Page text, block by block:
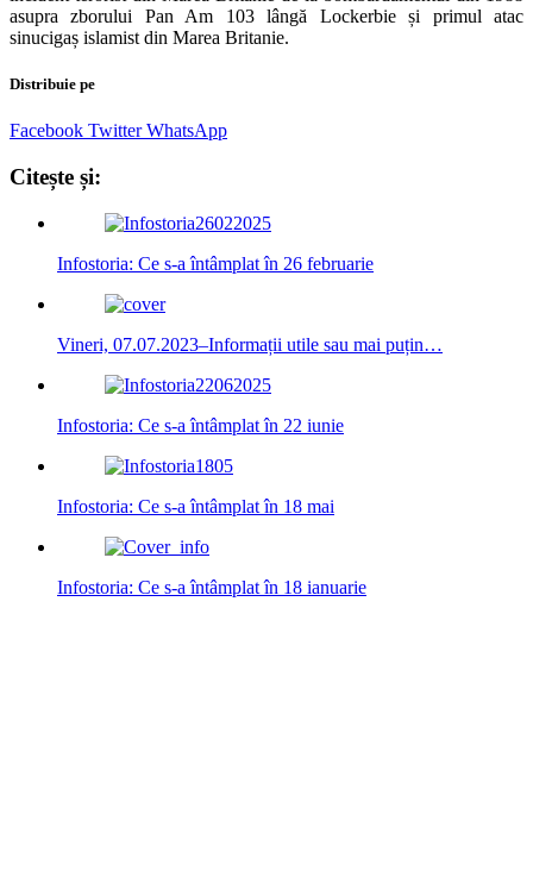
asupra zborului Pan Am 103 lângă Lockerbie și primul atac
sinucigaș islamist din Marea Britanie.
Distribuie pe
Facebook Twitter WhatsApp
Citește și:
Infostoria: Ce s-a întâmplat în 26 februarie
Vineri, 07.07.2023–Informații utile sau mai puțin…
Infostoria: Ce s-a întâmplat în 22 iunie
Infostoria: Ce s-a întâmplat în 18 mai
Infostoria: Ce s-a întâmplat în 18 ianuarie